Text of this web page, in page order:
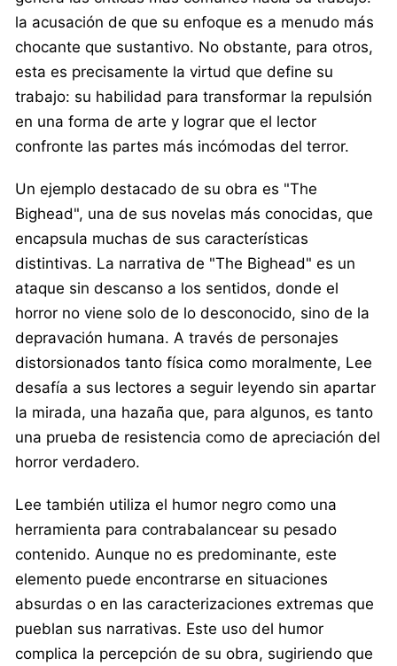
la acusación de que su enfoque es a menudo más
chocante que sustantivo. No obstante, para otros,
esta es precisamente la virtud que define su
trabajo: su habilidad para transformar la repulsión
en una forma de arte y lograr que el lector
confronte las partes más incómodas del terror.
Un ejemplo destacado de su obra es "The
Bighead", una de sus novelas más conocidas, que
encapsula muchas de sus características
distintivas. La narrativa de "The Bighead" es un
ataque sin descanso a los sentidos, donde el
horror no viene solo de lo desconocido, sino de la
depravación humana. A través de personajes
distorsionados tanto física como moralmente, Lee
desafía a sus lectores a seguir leyendo sin apartar
la mirada, una hazaña que, para algunos, es tanto
una prueba de resistencia como de apreciación del
horror verdadero.
Lee también utiliza el humor negro como una
herramienta para contrabalancear su pesado
contenido. Aunque no es predominante, este
elemento puede encontrarse en situaciones
absurdas o en las caracterizaciones extremas que
pueblan sus narrativas. Este uso del humor
complica la percepción de su obra, sugiriendo que